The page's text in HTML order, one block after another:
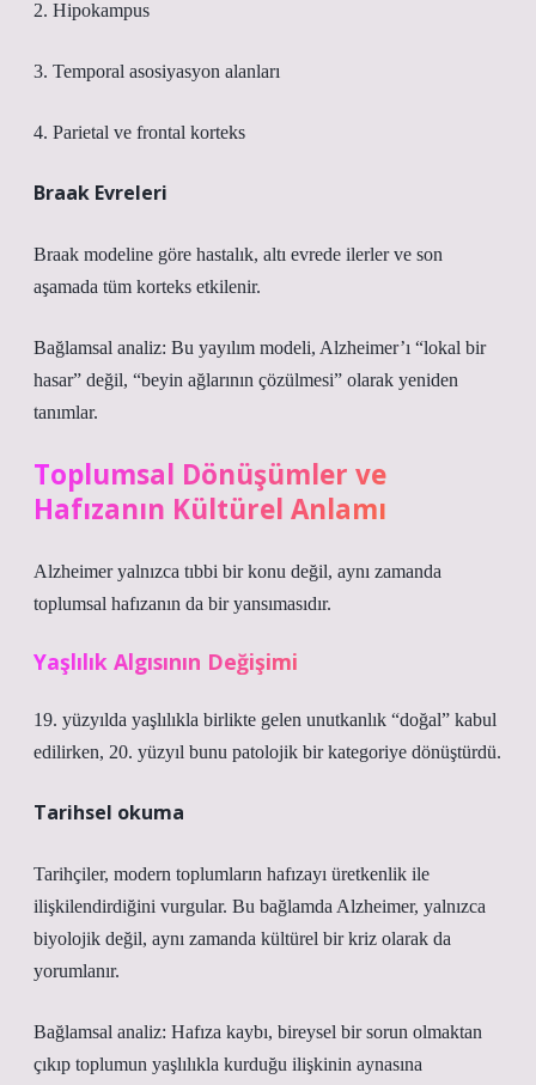
2. Hipokampus
3. Temporal asosiyasyon alanları
4. Parietal ve frontal korteks
Braak Evreleri
Braak modeline göre hastalık, altı evrede ilerler ve son
aşamada tüm korteks etkilenir.
Bağlamsal analiz: Bu yayılım modeli, Alzheimer’ı “lokal bir
hasar” değil, “beyin ağlarının çözülmesi” olarak yeniden
tanımlar.
Toplumsal Dönüşümler ve
Hafızanın Kültürel Anlamı
Alzheimer yalnızca tıbbi bir konu değil, aynı zamanda
toplumsal hafızanın da bir yansımasıdır.
Yaşlılık Algısının Değişimi
19. yüzyılda yaşlılıkla birlikte gelen unutkanlık “doğal” kabul
edilirken, 20. yüzyıl bunu patolojik bir kategoriye dönüştürdü.
Tarihsel okuma
Tarihçiler, modern toplumların hafızayı üretkenlik ile
ilişkilendirdiğini vurgular. Bu bağlamda Alzheimer, yalnızca
biyolojik değil, aynı zamanda kültürel bir kriz olarak da
yorumlanır.
Bağlamsal analiz: Hafıza kaybı, bireysel bir sorun olmaktan
çıkıp toplumun yaşlılıkla kurduğu ilişkinin aynasına